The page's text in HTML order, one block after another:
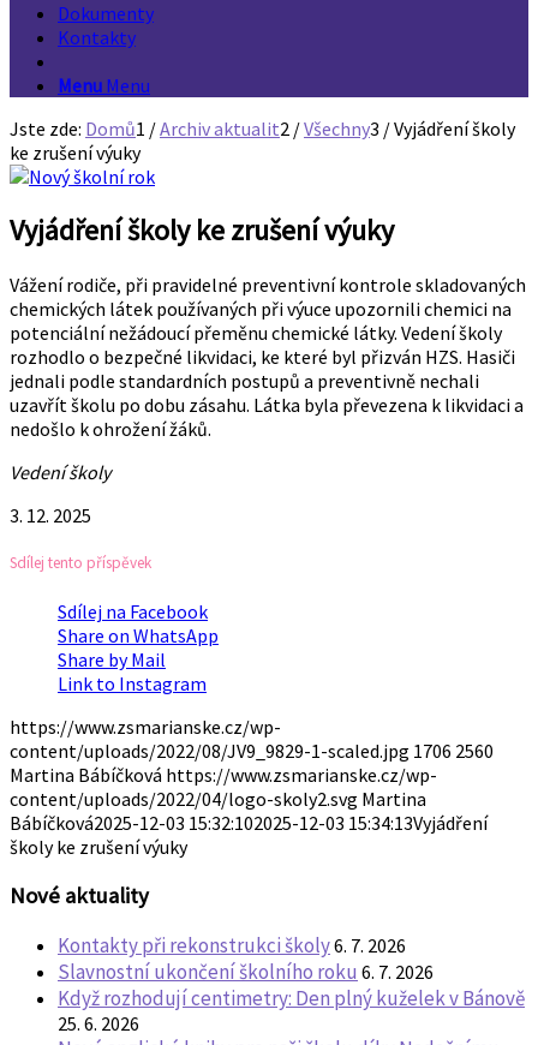
Dokumenty
Kontakty
Menu Menu
Jste zde: Domů1 /Archiv aktualit2 /Všechny3 /Vyjádření školy
ke zrušení výuky
Vyjádření školy ke zrušení výuky
Vážení rodiče, při pravidelné preventivní kontrole skladovaných
chemických látek používaných při výuce upozornili chemici na
potenciální nežádoucí přeměnu chemické látky. Vedení školy
rozhodlo o bezpečné likvidaci, ke které byl přizván HZS. Hasiči
jednali podle standardních postupů a preventivně nechali
uzavřít školu po dobu zásahu. Látka byla převezena k likvidaci a
nedošlo k ohrožení žáků.
Vedení školy
3. 12. 2025
Sdílej tento příspěvek
Sdílej na Facebook
Share on WhatsApp
Share by Mail
Link to Instagram
https://www.zsmarianske.cz/wp-
content/uploads/2022/08/JV9_9829-1-scaled.jpg 1706 2560
Martina Bábíčková https://www.zsmarianske.cz/wp-
content/uploads/2022/04/logo-skoly2.svg Martina
Bábíčková2025-12-03 15:32:102025-12-03 15:34:13Vyjádření
školy ke zrušení výuky
Nové aktuality
Kontakty při rekonstrukci školy6. 7. 2026
Slavnostní ukončení školního roku 6. 7. 2026
Když rozhodují centimetry: Den plný kuželek v Bánově
25. 6. 2026